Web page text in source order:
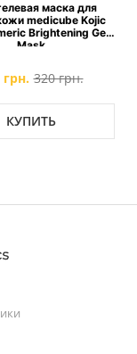
маска для
medicube Kojic
Brightening Gel
Mask
грн. 320 грн.
КУПИТЬ